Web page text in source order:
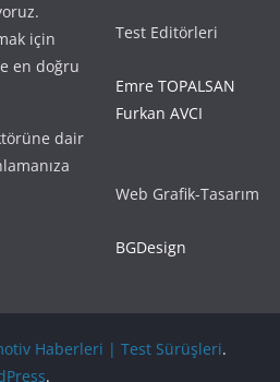
için
en doğru
dair
Test Editörleri
Emre TOPALSAN
Furkan AVCI
Web Grafik-Tasarım
BGDesign
Haberleri | Test Sürüşleri.
.